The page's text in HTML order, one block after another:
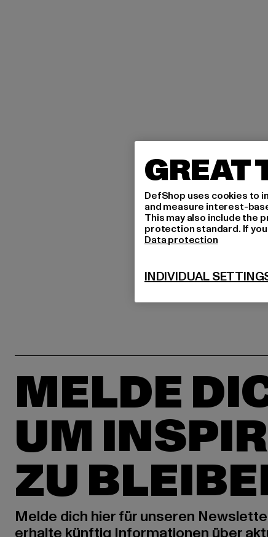
MELDE
UM
ZU
Melde dich hier für unseren
GREAT
DefShop uses cookies to
and measure interest-
This may also include the
protection standard. If
Data protection
INDIVIDUAL